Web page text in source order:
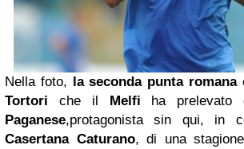
Nella foto, la seconda punta romana
Tortori che il Melfi ha prelevato
Paganese,protagonista sin qui, in
Casertana Caturano, di una